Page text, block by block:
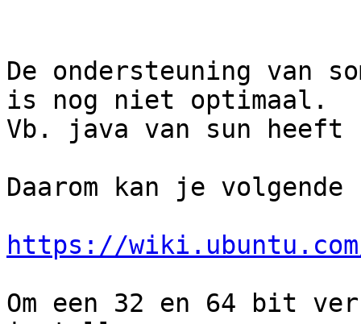
De ondersteuning van
is nog niet optimaal.
Vb. java van sun
Daarom kan je
https://wiki.ubuntu.com/
Om een 32 en 64 bit